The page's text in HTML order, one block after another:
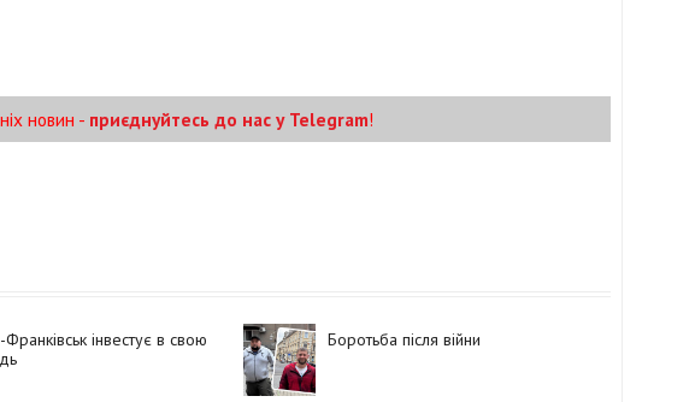
новин - приєднуйтесь до нас у Telegram!
Франківськ інвестує в свою
Боротьба після війни